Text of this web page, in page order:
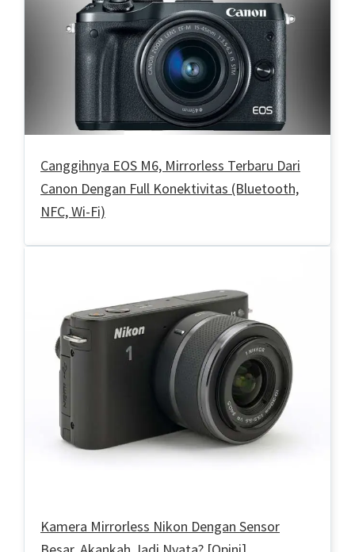
Canggihnya EOS M6, Mirrorless Terbaru Dari
Canon Dengan Full Konektivitas (Bluetooth,
NFC, Wi-Fi)
Kamera Mirrorless Nikon Dengan Sensor